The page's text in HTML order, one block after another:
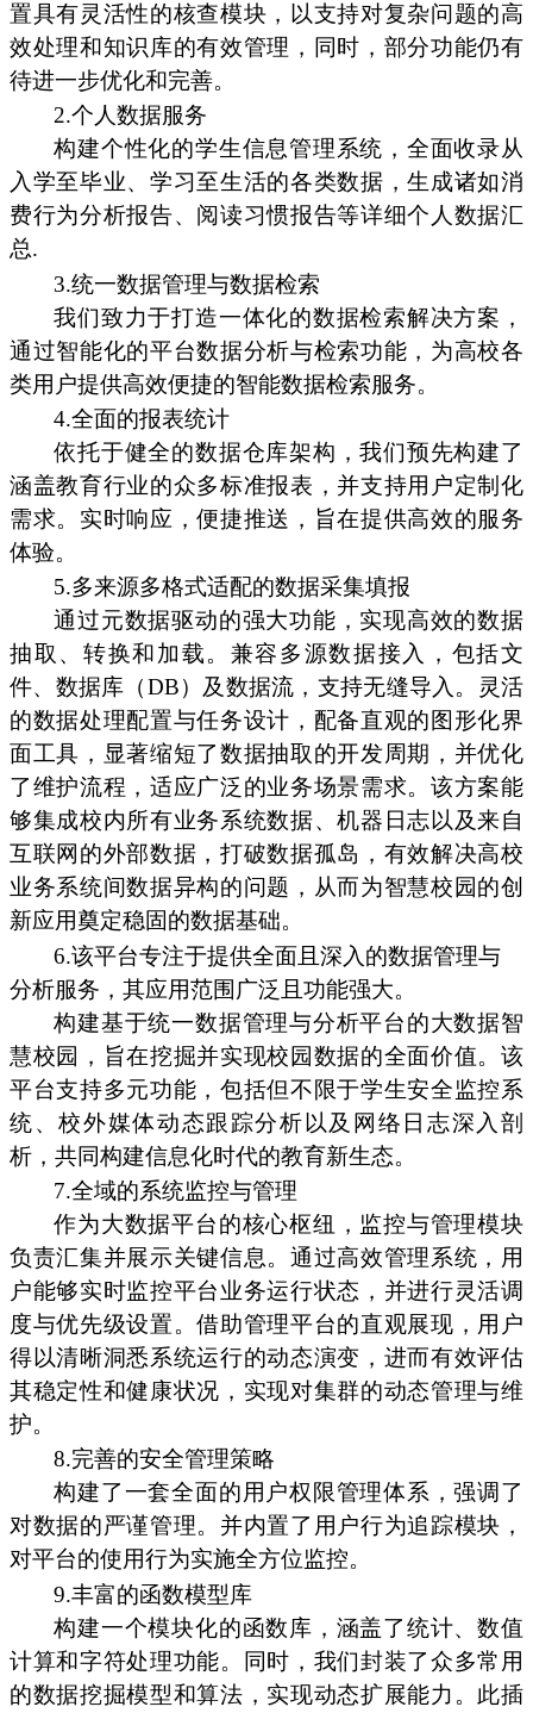
置具有灵活性的核查模块，以支持对复杂问题的高
效处理和知识库的有效管理，同时，部分功能仍有
待进一步优化和完善。
2.个人数据服务
构建个性化的学生信息管理系统，全面收录从
入学至毕业、学习至生活的各类数据，生成诸如消
费行为分析报告、阅读习惯报告等详细个人数据汇
总.
3.统一数据管理与数据检索
我们致力于打造一体化的数据检索解决方案，
通过智能化的平台数据分析与检索功能，为高校各
类用户提供高效便捷的智能数据检索服务。
4.全面的报表统计
依托于健全的数据仓库架构，我们预先构建了
涵盖教育行业的众多标准报表，并支持用户定制化
需求。实时响应，便捷推送，旨在提供高效的服务
体验。
5.多来源多格式适配的数据采集填报
通过元数据驱动的强大功能，实现高效的数据
抽取、转换和加载。兼容多源数据接入，包括文
件、数据库（DB）及数据流，支持无缝导入。灵活
的数据处理配置与任务设计，配备直观的图形化界
面工具，显著缩短了数据抽取的开发周期，并优化
了维护流程，适应广泛的业务场景需求。该方案能
够集成校内所有业务系统数据、机器日志以及来自
互联网的外部数据，打破数据孤岛，有效解决高校
业务系统间数据异构的问题，从而为智慧校园的创
新应用奠定稳固的数据基础。
6.该平台专注于提供全面且深入的数据管理与
分析服务，其应用范围广泛且功能强大。
构建基于统一数据管理与分析平台的大数据智
慧校园，旨在挖掘并实现校园数据的全面价值。该
平台支持多元功能，包括但不限于学生安全监控系
统、校外媒体动态跟踪分析以及网络日志深入剖
析，共同构建信息化时代的教育新生态。
7.全域的系统监控与管理
作为大数据平台的核心枢纽，监控与管理模块
负责汇集并展示关键信息。通过高效管理系统，用
户能够实时监控平台业务运行状态，并进行灵活调
度与优先级设置。借助管理平台的直观展现，用户
得以清晰洞悉系统运行的动态演变，进而有效评估
其稳定性和健康状况，实现对集群的动态管理与维
护。
8.完善的安全管理策略
构建了一套全面的用户权限管理体系，强调了
对数据的严谨管理。并内置了用户行为追踪模块，
对平台的使用行为实施全方位监控。
9.丰富的函数模型库
构建一个模块化的函数库，涵盖了统计、数值
计算和字符处理功能。同时，我们封装了众多常用
的数据挖掘模型和算法，实现动态扩展能力。此插